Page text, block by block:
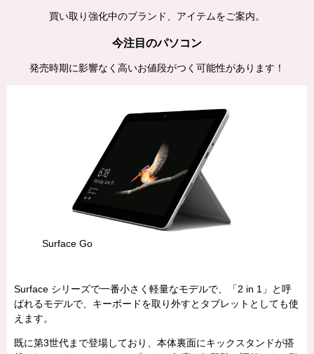
買い取り強化中のブランド、アイテムをご案内。
今注目のパソコン
発売時期に影響なく高いお値段がつく可能性があります！
Surface Go
Surface シリーズで一番小さく軽量なモデルで、「2 in 1」と呼
ばれるモデルで、キーボードを取り外すとタブレットとしても使
えます。
既に第3世代まで登場しており、本体裏面にキックスタンドが搭